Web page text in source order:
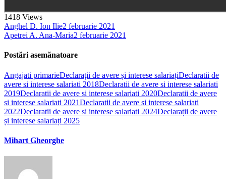
1418 Views
Anghel D. Ion Ilie2 februarie 2021
Apetrei A. Ana-Maria2 februarie 2021
Postări asemănatoare
Angajati primarieDeclarații de avere și interese salariațiDeclaratii de
avere si interese salariati 2018Declaratii de avere si interese salariati
2019Declaratii de avere si interese salariati 2020Declaratii de avere
si interese salariati 2021Declaratii de avere si interese salariati
2022Declaratii de avere si interese salariati 2024Declarații de avere
și interese salariați 2025
Mihart Gheorghe